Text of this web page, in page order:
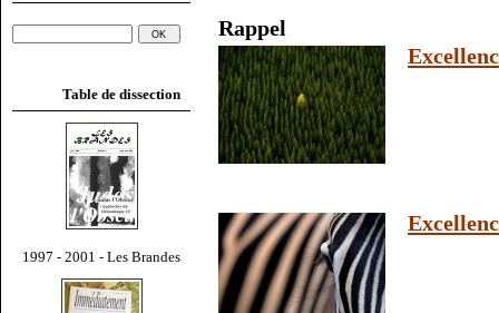
Table de dissection
1997 - 2001 - Les Brandes
Rappel